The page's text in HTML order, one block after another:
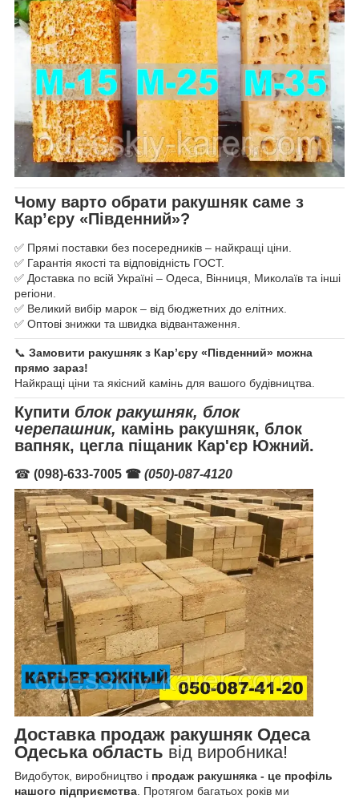
Чому варто обрати ракушняк саме з
Кар’єру «Південний»?
✅ Прямі поставки без посередників – найкращі ціни.
✅ Гарантія якості та відповідність ГОСТ.
✅ Доставка по всій Україні – Одеса, Вінниця, Миколаїв та інші
регіони.
✅ Великий вибір марок – від бюджетних до елітних.
✅ Оптові знижки та швидка відвантаження.
📞 Замовити ракушняк з Кар’єру «Південний» можна
прямо зараз!
Найкращі ціни та якісний камінь для вашого будівництва.
Купити блок ракушняк, блок
черепашник, камінь ракушняк, блок
вапняк, цегла піщаник Кар'єр Южний.
☎ (098)-633-7005 ☎ (050)-087-4120
Доставка продаж ракушняк Одеса
Одеська область від виробника!
Видобуток, виробництво і продаж ракушняка - це профіль
нашого підприємства . Протягом багатьох років ми